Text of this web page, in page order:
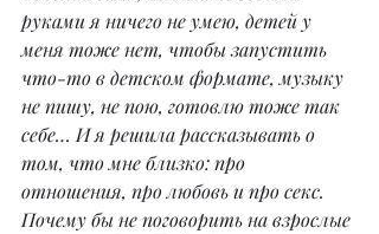
руками я ничего не умею, детей у
меня тоже нет, чтобы запустить
что-то в детском формате, музыку
не пишу, не пою, готовлю тоже так
себе… И я решила рассказывать о
том, что мне близко: про
отношения, про любовь и про секс.
Почему бы не поговорить на взрослые